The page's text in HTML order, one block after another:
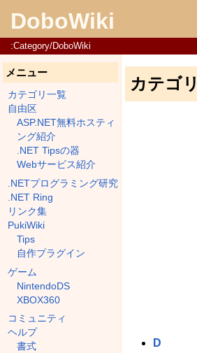
DoboWiki
:Category/DoboWiki
メニュー
カテゴリ一覧
自由区
ASP.NET無料ホスティ
ング紹介
.NET Tipsの器
Webサービス紹介
.NETプログラミング研究
.NET Ring
リンク集
PukiWiki
Tips
自作プラグイン
ゲーム
NintendoDS
XBOX360
コミュニティ
ヘルプ
書式
カテゴ
D